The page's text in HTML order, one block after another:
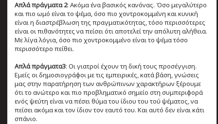
Απλά πράγματα 2: Ακόμα ένα βασικός κανόνας. Όσο μεγαλύτερο
και πιο ωμό είναι το ψέμα, όσο πιο χοντροκομμένη και κυνική
είναι η διαστρέβλωση της πραγματικότητας, τόσο περισσότερες
είναι οι πιθανότητες να πείσει ότι αποτελεί την απόλυτη αλήθεια.
Με λίγα λόγια, όσο πιο χοντροκομμένο είναι το ψέμα τόσο
περισσότερο πείθει.
Απλά πράγματα3: Οι γιατροί έχουν τη δική τους προσέγγιση.
Εμείς οι δημοσιογράφοι με τις εμπειρικές, κατά βάση, γνώσεις
μας στην παρατήρηση των ανθρώπινων χαρακτήρων ξέρουμε
ότι το ανώτερο και πιο προβληματικό σημείο στη συμπεριφορά
ενός ψεύτη είναι να πέσει θύμα του ίδιου του τού ψέματος, να
πείσει ακόμα και τον ίδιον τον εαυτό του. Και αυτό δεν είναι κάτι
σπάνιο.